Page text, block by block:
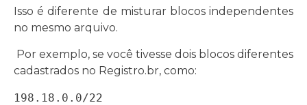
Isso é diferente de misturar blocos independentes
no mesmo arquivo.
Por exemplo, se você tivesse dois blocos diferentes
cadastrados no Registro.br, como:
198.18.0.0/22